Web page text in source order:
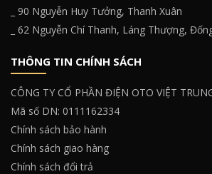
_ 90 Nguyễn Huy Tưởng, Thanh Xuân
_ 62 Nguyễn Chí Thanh, Láng Thượng,
THÔNG TIN CHÍNH SÁCH
CÔNG TY CỔ PHẦN ĐIỆN OTO VIỆT
Mã số DN: 0111162334
Chính sách bảo hành
Chính sách giao hàng
Chính sách đổi trả